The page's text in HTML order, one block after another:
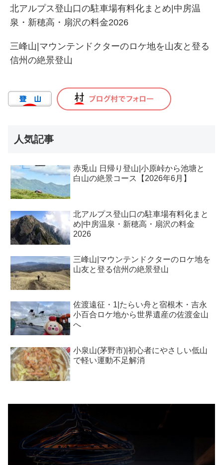
北アルプス登山口の駐車場有料化まとめ|中房温
泉・新穂高・扇沢の料金2026
三峰山|マウンテンドクターのロケ地を山友と登る
信州の絶景登山
人気記事
赤兎山 日帰り登山|小原峠から池塘と
白山の絶景コース【2026年6月】
北アルプス登山口の駐車場有料化まと
め|中房温泉・新穂高・扇沢の料金
2026
三峰山|マウンテンドクターのロケ地を
山友と登る信州の絶景登山
佐渡遠征・1|たらい舟と宿根木・吉永
小百合ロケ地から世界遺産の佐渡金山
へ
小泉山(茅野市)|初心者にやさしい低山
で軽い運動不足解消